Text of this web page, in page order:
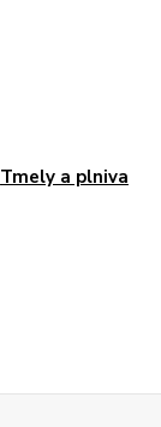
Tmely a plniva